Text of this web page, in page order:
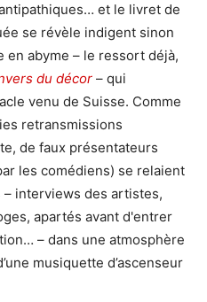
et le livret de
se révèle indigent sinon
en abyme – le ressort déjà,
du décor – qui
venu de Suisse. Comme
retransmissions
de faux présentateurs
les comédiens) se relaient
interviews des artistes,
apartés avant d'entrer
– dans une atmosphère
musiquette d’ascenseur